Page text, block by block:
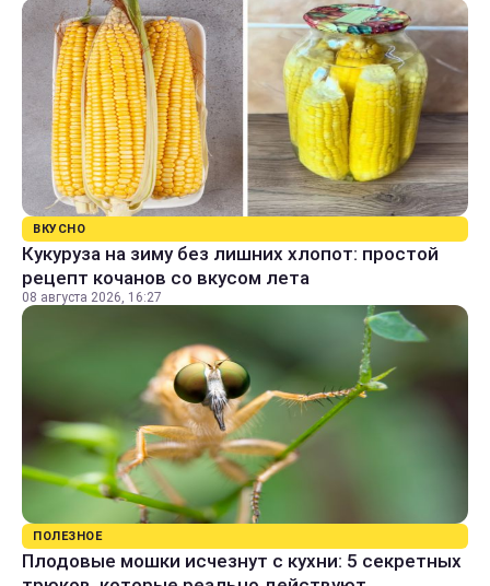
ВКУСНО
Кукуруза на зиму без лишних хлопот: простой
рецепт кочанов со вкусом лета
08 августа 2026, 16:27
ПОЛЕЗНОЕ
Плодовые мошки исчезнут с кухни: 5 секретных